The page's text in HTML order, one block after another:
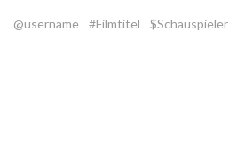
@username #Filmtitel $Schauspieler